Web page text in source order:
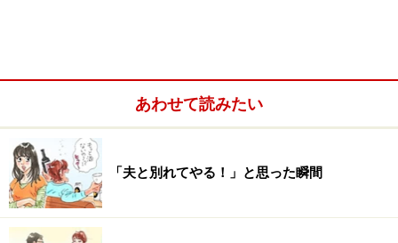
あわせて読みたい
「夫と別れてやる！」と思った瞬間